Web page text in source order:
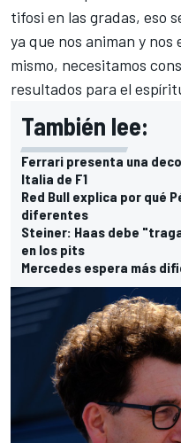
tifosi en las gradas, eso
ya que nos animan y
mismo, necesitamos
resultados para el
También lee:
Ferrari presenta una
Italia de F1
Red Bull explica por qué
diferentes
Steiner: Haas debe
en los pits
Mercedes espera más